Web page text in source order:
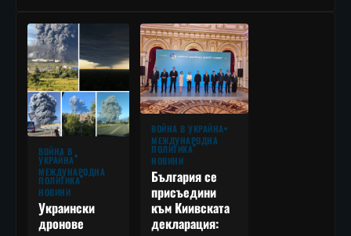
ВОЙНА В
УКРАЙНА
МЕЖДУНАРОДНА
ПОЛИТИКА
НОВИНИ
Украински
дронове
ВОЙНА В УКРАЙНА
МЕЖДУНАРОДНА
ПОЛИТИКА
НОВИНИ
България се
присъедини
към Киивската
декларация: